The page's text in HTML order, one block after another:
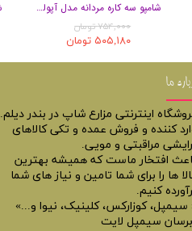
شامپو سه کاره مردانه مدل آپولو حجم 400 میل
۷۵۴,۰۰۰ تومان
۵۰۵,۱۸۰ تومان
ما
اینترنتی مزارع شاپ در بندر دیلم.
کننده و فروش عمده و تکی کالاهای
مراقبتی و مویی.
افتخار ماست که همیشه بهترین
ها را برای شما تامین و نیاز های شما
کنیم.
سیمپل، کوزارکس، کلینیک، نیوا و...»
سیمپل لایت